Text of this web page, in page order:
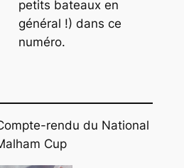
petits bateaux en
général !) dans ce
numéro.
rendu du National
Cup